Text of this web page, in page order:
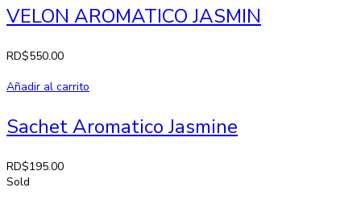
VELON AROMATICO JASMIN
RD$550.00
Añadir al carrito
Sachet Aromatico Jasmine
RD$195.00
Sold